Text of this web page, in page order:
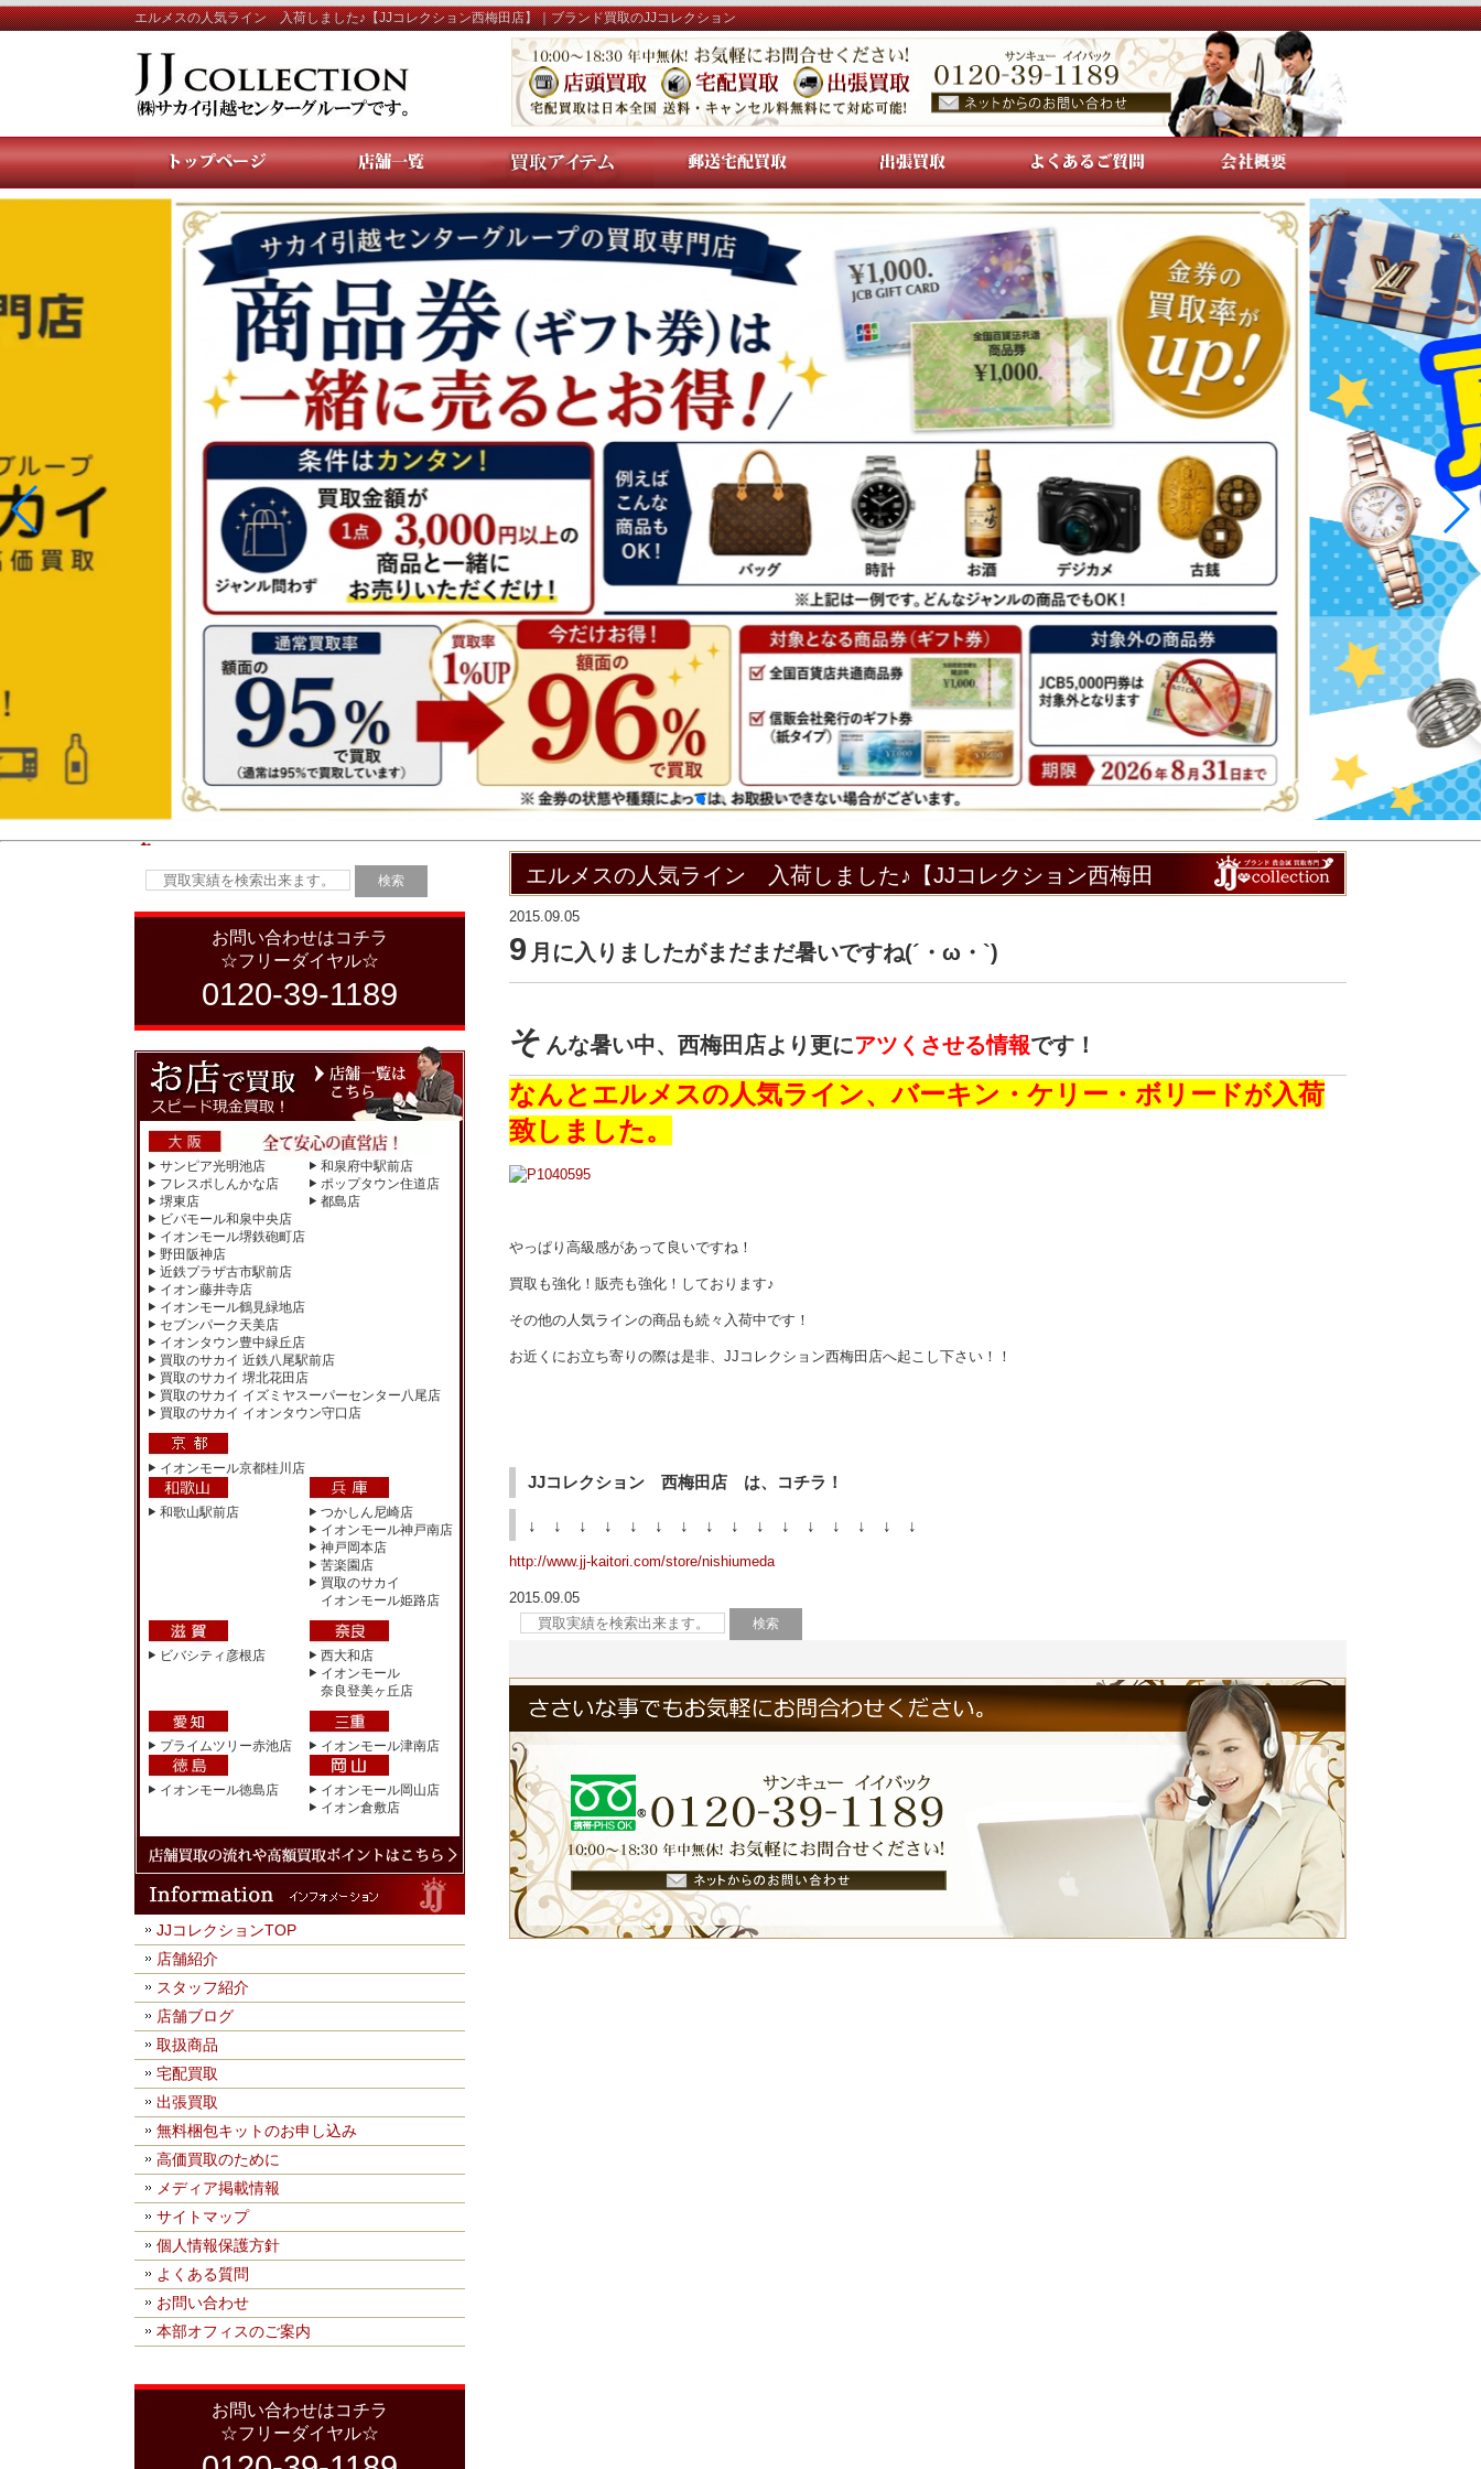
エルメスの人気ライン 入荷しました♪【JJコレクション西梅田店】｜ブランド買取のJJコレクション
お問い合わせはコチラ
☆フリーダイヤル☆
0120-39-1189
サンピア光明池店
フレスポしんかな店
堺東店
和泉府中駅前店
ポップタウン住道店
都島店
ビバモール和泉中央店
イオンモール堺鉄砲町店
野田阪神店
近鉄プラザ古市駅前店
イオン藤井寺店
イオンモール鶴見緑地店
セブンパーク天美店
イオンタウン豊中緑丘店
買取のサカイ 近鉄八尾駅前店
買取のサカイ 堺北花田店
買取のサカイ イズミヤスーパーセンター八尾店
買取のサカイ イオンタウン守口店
イオンモール京都桂川店
和歌山駅前店
つかしん尼崎店
イオンモール神戸南店
神戸岡本店
苦楽園店
買取のサカイ
イオンモール姫路店
ビバシティ彦根店
西大和店
イオンモール
奈良登美ヶ丘店
プライムツリー赤池店 イオンモール津南店
イオンモール徳島店
イオンモール岡山店
イオン倉敷店
JJコレクションTOP
店舗紹介
スタッフ紹介
店舗ブログ
取扱商品
宅配買取
出張買取
無料梱包キットのお申し込み
高価買取のために
メディア掲載情報
サイトマップ
個人情報保護方針
よくある質問
お問い合わせ
本部オフィスのご案内
お問い合わせはコチラ
☆フリーダイヤル☆
エルメスの人気ライン 入荷しました♪【JJコレクション西梅田
2015.09.05
9 月に入りましたがまだまだ暑いですね(´・ω・`)
そ んな暑い中、西梅田店より更にアツくさせる情報です！
なんとエルメスの人気ライン、バーキン・ケリー・ボリードが入荷
致しました。
やっぱり高級感があって良いですね！
買取も強化！販売も強化！しております♪
その他の人気ラインの商品も続々入荷中です！
お近くにお立ち寄りの際は是非、JJコレクション西梅田店へ起こし下さい！！
JJコレクション 西梅田店 は、コチラ！
↓ ↓ ↓ ↓ ↓ ↓ ↓ ↓ ↓ ↓ ↓ ↓ ↓ ↓ ↓ ↓
http://www.jj-kaitori.com/store/nishiumeda
2015.09.05